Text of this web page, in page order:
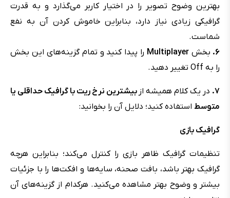
بهترین وضوح تصویر را در اختیار کاربر می‌گذارد و به قدرت
گرافیکی زیادی نیاز دارد، بنابراین خاموش کردن آن به نفع
شماست.
۶. بخش Multiplayer را پیدا کنید و تمام گزینه‌های این بخش
را به Off تغییر دهید.
۷. در یک کلام همیشه از بیشترین نرخ ریت با گرافیک حداقلی یا
متوسط استفاده کنید؛ دلایل آن را بخوانید:
گرافیک بازی
تنظیمات گرافیک ظاهر بازی را کنترل می‌کند؛ بنابراین هرچه
گرافیک بهتر باشد، بافت صحنه، سایه‌ها و افکت‌ها را با جزئيات
بیشتر و وضوح بهتر مشاهده می‌کنید. هرکدام از گزینه‌های آن